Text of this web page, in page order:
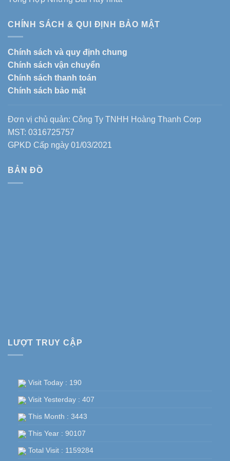
CHÍNH SÁCH & QUI ĐỊNH BẢO MẬT
Chính sách và quy định chung
Chính sách vận chuyển
Chính sách thanh toán
Chính sách bảo mật
Đơn vị chủ quản: Công Ty TNHH Hoàng Thanh Corp
MST: 0316725757
GPKD Cấp ngày 01/03/2021
BẢN ĐỒ
LƯỢT TRUY CẬP
Visit Today : 190
Visit Yesterday : 407
This Month : 3443
This Year : 90107
Total Visit : 1159284